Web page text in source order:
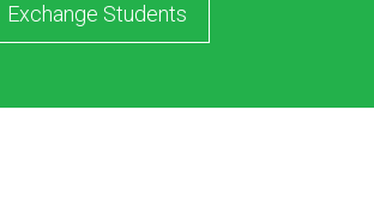
Exchange Students